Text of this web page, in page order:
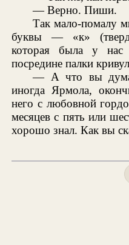
— Верно. Пиши.
Так мало-помалу
буквы — «к»
которая была у нас
посредине палки
— А что вы
иногда Ярмола,
него с любовной
месяцев с пять или
хорошо знал. Как вы